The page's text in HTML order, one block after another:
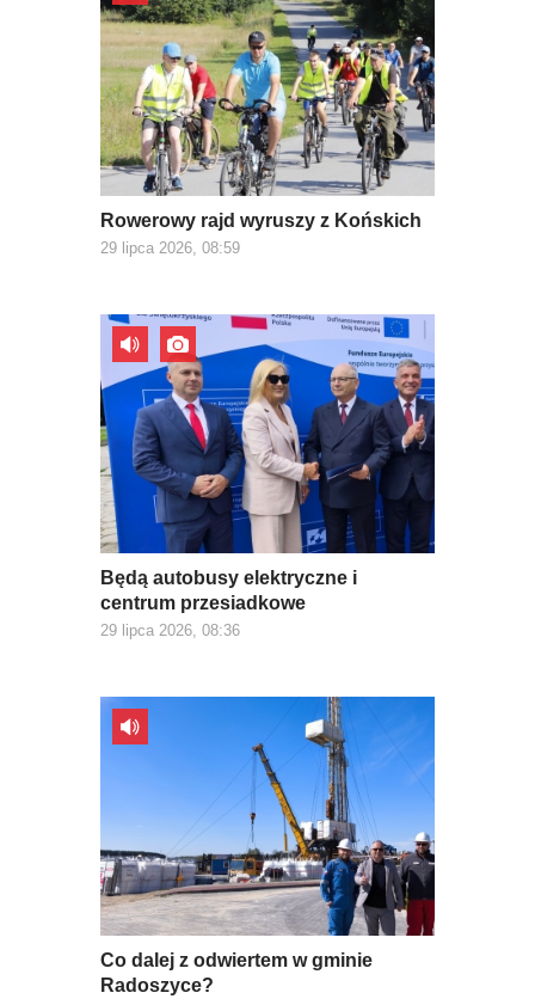
Rowerowy rajd wyruszy z Końskich
29 lipca 2026, 08:59
Będą autobusy elektryczne i
centrum przesiadkowe
29 lipca 2026, 08:36
Co dalej z odwiertem w gminie
Radoszyce?